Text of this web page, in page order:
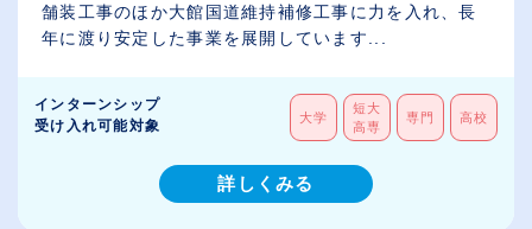
舗装工事のほか大館国道維持補修工事に力を入れ、長
年に渡り安定した事業を展開しています...
インターンシップ
受け入れ可能対象
大学
短大
高専
専門 高校
詳しくみる